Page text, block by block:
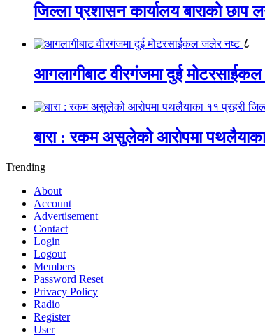
जिल्ला प्रशासन कार्यालय बाराको छाप
८
आगलागीबाट वीरगंजमा दुई
बारा : रकम असुलेको आरोपमा पथलैयाका
Trending
About
Account
Advertisement
Contact
Login
Logout
Members
Password Reset
Privacy Policy
Radio
Register
User